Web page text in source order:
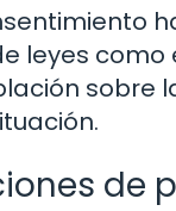
como
sobre
de